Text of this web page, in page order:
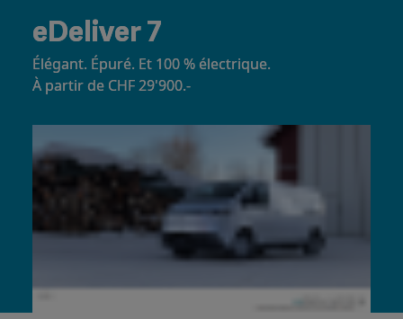
eDeliver 7
Élégant. Épuré. Et 100 % électrique.
À partir de CHF 29'900.-